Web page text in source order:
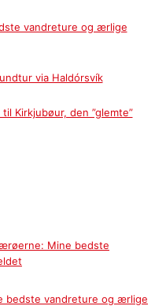
vandreture og ærlige
via Haldórsvík
Kirkjubøur, den ”glemte”
Mine bedste
bedste vandreture og ærlige